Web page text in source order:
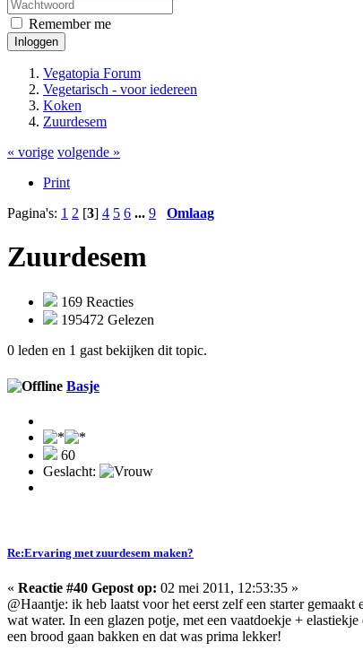
Remember me
Inloggen
Vegatopia Forum
Vegetarisch - voor iedereen
Koken
Zuurdesem
« vorige volgende »
Print
Pagina's: 1 2 [3] 4 5 6 ... 9 Omlaag
Zuurdesem
169 Reacties
195472 Gelezen
0 leden en 1 gast bekijken dit topic.
Basje
60
Geslacht:
Re:Ervaring met zuurdesem maken?
« Reactie #40 Gepost op: 02 mei 2011, 12:53:35 »
@Haantje: ik heb laatst voor het eerst zelf een starter
wat water. In een glazen potje, met een vaatdoekje +
een brood gaan bakken en dat was prima lekker!